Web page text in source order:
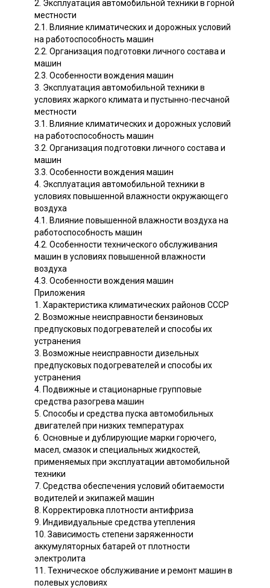
2. Эксплуатация автомобильной техники в горной
местности
2.1. Влияние климатических и дорожных условий
на работоспособность машин
2.2. Организация подготовки личного состава и
машин
2.3. Особенности вождения машин
3. Эксплуатация автомобильной техники в
условиях жаркого климата и пустынно-песчаной
местности
3.1. Влияние климатических и дорожных условий
на работоспособность машин
3.2. Организация подготовки личного состава и
машин
3.3. Особенности вождения машин
4. Эксплуатация автомобильной техники в
условиях повышенной влажности окружающего
воздуха
4.1. Влияние повышенной влажности воздуха на
работоспособность машин
4.2. Особенности технического обслуживания
машин в условиях повышенной влажности
воздуха
4.3. Особенности вождения машин
Приложения
1. Характеристика климатических районов СССР
2. Возможные неисправности бензиновых
предпусковых подогревателей и способы их
устранения
3. Возможные неисправности дизельных
предпусковых подогревателей и способы их
устранения
4. Подвижные и стационарные групповые
средства разогрева машин
5. Способы и средства пуска автомобильных
двигателей при низких температурах
6. Основные и дублирующие марки горючего,
масел, смазок и специальных жидкостей,
применяемых при эксплуатации автомобильной
техники
7. Средства обеспечения условий обитаемости
водителей и экипажей машин
8. Корректировка плотности антифриза
9. Индивидуальные средства утепления
10. Зависимость степени заряженности
аккумуляторных батарей от плотности
электролита
11. Техническое обслуживание и ремонт машин в
полевых условиях